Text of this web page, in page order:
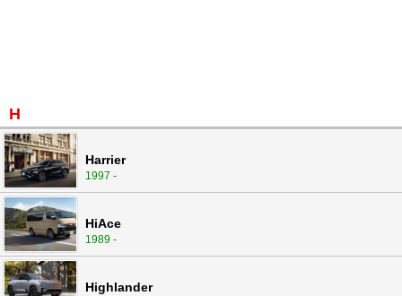
H
Harrier
1997 -
HiAce
1989 -
Highlander